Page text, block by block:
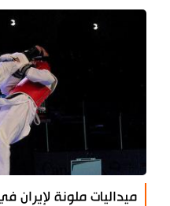
ميداليات ملونة لإيران